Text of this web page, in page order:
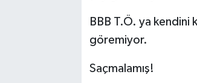
BBB T.Ö. ya kendini
göremiyor.
Saçmalamış!